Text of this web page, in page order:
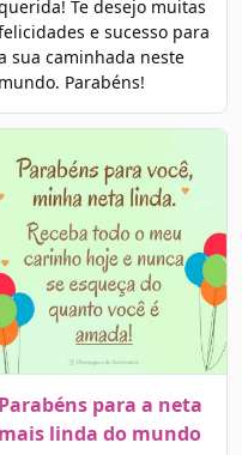
Te desejo muitas
e sucesso para
sua caminhada neste
mundo. Parabéns!
Parabéns para a neta
mais linda do mundo